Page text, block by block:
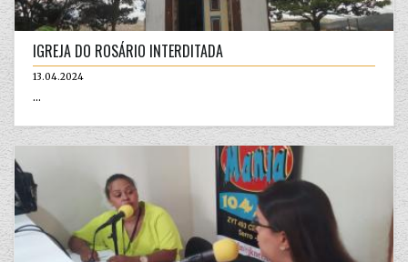
IGREJA DO ROSÁRIO INTERDITADA
13.04.2024
...